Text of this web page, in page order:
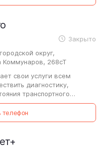
Закрыто
округ,
Коммунаров, 268сТ
свои услуги всем
диагностику,
транспортного
и
телефон